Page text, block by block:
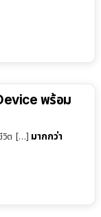
พร้อม
ชีวิต […] มากกว่า